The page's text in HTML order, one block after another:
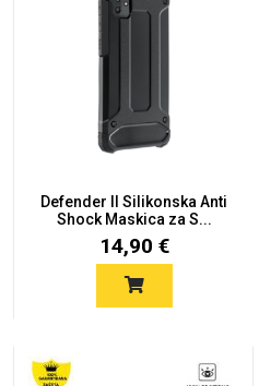
Defender II Silikonska Anti
Shock Maskica za S...
14,90 €
Feel Good
Preklopne maskice